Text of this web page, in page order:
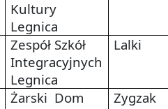
Kultury
Legnica
Zespół Szkół
Integracyjnych
Legnica
Lalki
Żarski Dom
Zygzak